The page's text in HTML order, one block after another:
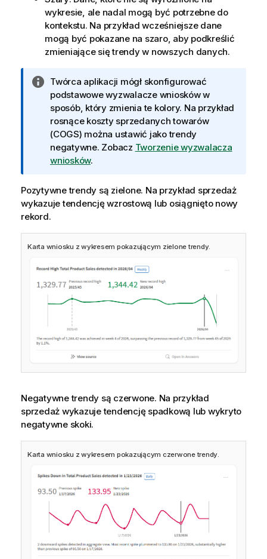
wykresie, ale nadal mogą być potrzebne do
kontekstu. Na przykład wcześniejsze dane
mogą być pokazane na szaro, aby podkreślić
zmieniające się trendy w nowszych danych.
I
n
f
o
r
m
a
j
a
Twórca aplikacji mógł skonfigurować
podstawowe wyzwalacze wniosków w
sposób, który zmienia te kolory. Na przykład
rosnące koszty sprzedanych towarów
(COGS) można ustawić jako trendy
negatywne. Zobacz Tworzenie wyzwalacza
wniosków.
Pozytywne trendy są zielone. Na przykład sprzedaż
wykazuje tendencję wzrostową lub osiągnięto nowy
rekord.
Karta wniosku z wykresem pokazującym zielone trendy.
Negatywne trendy są czerwone. Na przykład
sprzedaż wykazuje tendencję spadkową lub wykryto
negatywne skoki.
Karta wniosku z wykresem pokazującym czerwone trendy.